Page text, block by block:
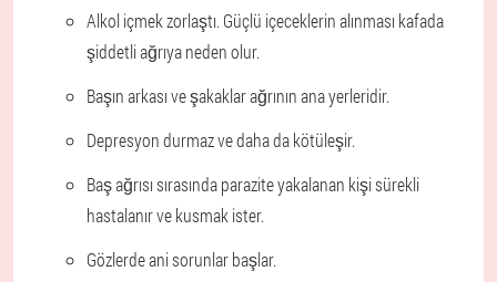
Alkol içmek zorlaştı. Güçlü içeceklerin alınması kafada
şiddetli ağrıya neden olur.
Başın arkası ve şakaklar ağrının ana yerleridir.
Depresyon durmaz ve daha da kötüleşir.
Baş ağrısı sırasında parazite yakalanan kişi sürekli
hastalanır ve kusmak ister.
Gözlerde ani sorunlar başlar.